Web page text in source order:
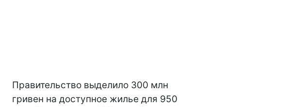
Правительство выделило 300 млн
гривен на доступное жилье для 950